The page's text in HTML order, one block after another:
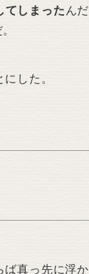
てしまったんだ
した。
真っ先に浮か